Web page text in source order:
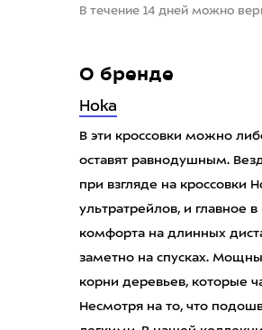
В течение 14 дней можно
О бренде
Hoka
В эти кроссовки можно
оставят равнодушным.
при взгляде на кроссовки
ультратрейлов, и главное
комфорта на длинных
заметно на спусках.
корни деревьев, которые
Несмотря на то, что